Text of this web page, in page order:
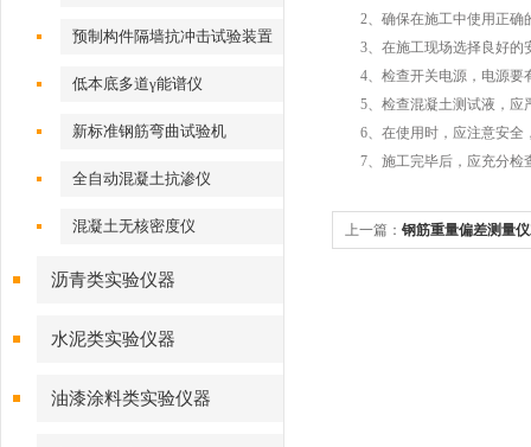
2、确保在施工中使用正确
3、在施工现场选择良好的安
4、检查开关电源，电源要
5、检查混凝土测试液，应严
6、在使用时，应注意安全
7、施工完毕后，应充分检
上一篇： 钢筋重量偏差测量
预制构件隔墙抗冲击试验装置
低本底多道γ能谱仪
新标准钢筋弯曲试验机
全自动混凝土抗渗仪
混凝土无核密度仪
沥青类实验仪器
水泥类实验仪器
油漆涂料类实验仪器